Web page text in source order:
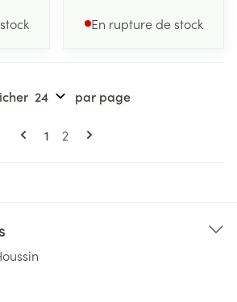
En rupture de stock
Pages
Vous lisez actuellement la page
1 Page
2
par page